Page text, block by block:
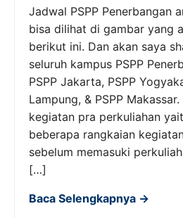
Jadwal PSPP Penerbangan
bisa dilihat di gambar yang
berikut ini. Dan akan saya
seluruh kampus PSPP
PSPP Jakarta, PSPP
Lampung, & PSPP
kegiatan pra perkuliahan
beberapa rangkaian
sebelum memasuki
[…]
Baca Selengkapnya →